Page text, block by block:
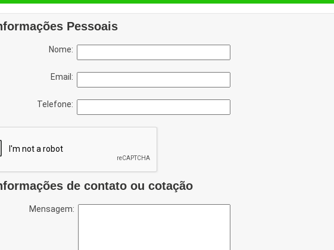
Pessoais
Nome:
Email:
Telefone:
de contato ou cotação
Mensagem: